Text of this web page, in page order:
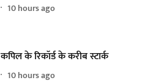
10 hours ago
कपिल के रिकॉर्ड के करीब स्टार्क
10 hours ago